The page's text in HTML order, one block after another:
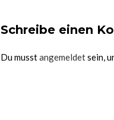
Schreibe einen
Du musstangemeldetsein,